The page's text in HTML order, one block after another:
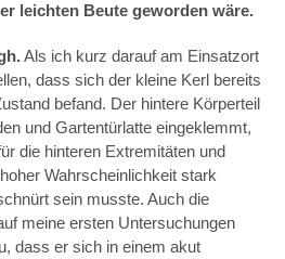
leichten Beute geworden wäre.
Als ich kurz darauf am Einsatzort
dass sich der kleine Kerl bereits
befand. Der hintere Körperteil
und Gartentürlatte eingeklemmt,
die hinteren Extremitäten und
Wahrscheinlichkeit stark
sein musste. Auch die
meine ersten Untersuchungen
dass er sich in einem akut